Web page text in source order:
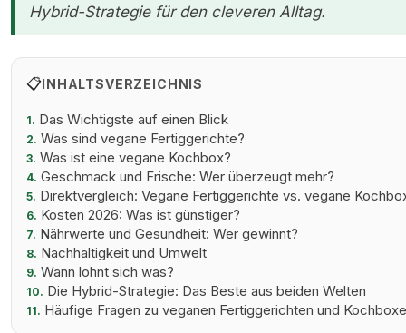
Hybrid-Strategie für den cleveren Alltag.
📋INHALTSVERZEICHNIS
1. Das Wichtigste auf einen Blick
2. Was sind vegane Fertiggerichte?
3. Was ist eine vegane Kochbox?
4. Geschmack und Frische: Wer überzeugt mehr?
5. Direktvergleich: Vegane Fertiggerichte vs. vegane
6. Kosten 2026: Was ist günstiger?
7. Nährwerte und Gesundheit: Wer gewinnt?
8. Nachhaltigkeit und Umwelt
9. Wann lohnt sich was?
10. Die Hybrid-Strategie: Das Beste aus beiden Welten
11. Häufige Fragen zu veganen Fertiggerichten und